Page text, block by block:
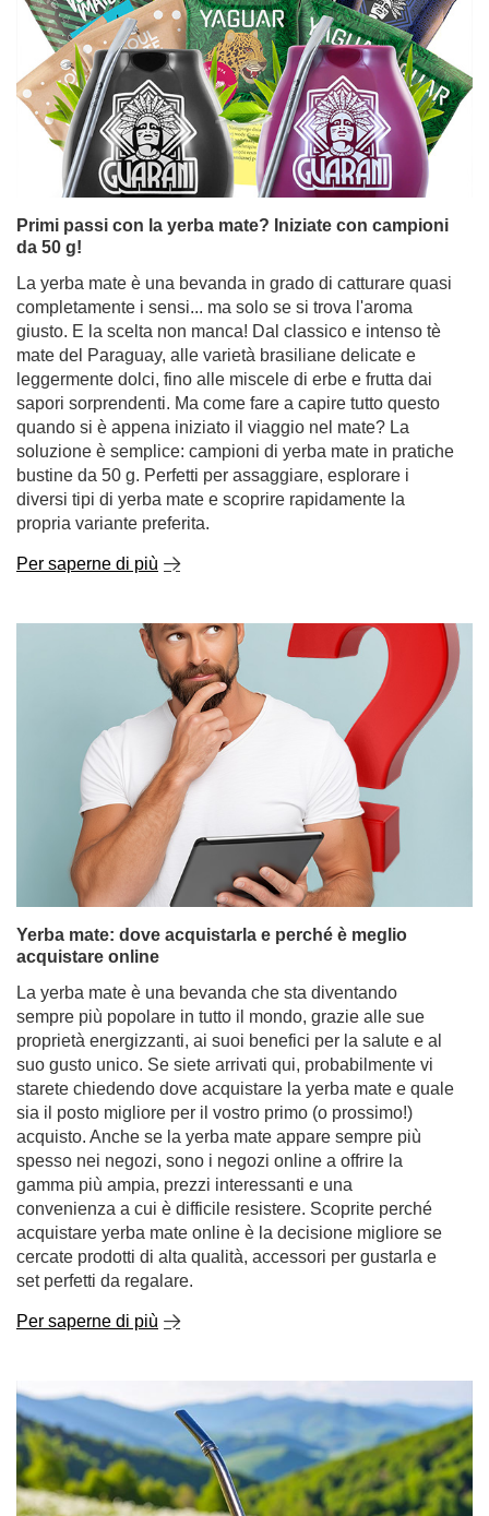
Primi passi con la yerba mate? Iniziate con campioni
da 50 g!
La yerba mate è una bevanda in grado di catturare quasi
completamente i sensi... ma solo se si trova l'aroma
mate del Paraguay, alle varietà brasiliane delicate e
leggermente dolci, fino alle miscele di erbe e frutta dai
sapori sorprendenti. Ma come fare a capire tutto questo
quando si è appena iniziato il viaggio nel mate? La
soluzione è semplice: campioni di yerba mate in pratiche
bustine da 50 g. Perfetti per assaggiare, esplorare i
diversi tipi di yerba mate e scoprire rapidamente la
propria variante preferita.
Per saperne di più
Yerba mate: dove acquistarla e perché è meglio
acquistare online
La yerba mate è una bevanda che sta diventando
sempre più popolare in tutto il mondo, grazie alle sue
suo gusto unico. Se siete arrivati qui, probabilmente vi
starete chiedendo dove acquistare la yerba mate e quale
sia il posto migliore per il vostro primo (o prossimo!)
acquisto. Anche se la yerba mate appare sempre più
spesso nei negozi, sono i negozi online a offrire la
gamma più ampia, prezzi interessanti e una
convenienza a cui è difficile resistere. Scoprite perché
acquistare yerba mate online è la decisione migliore se
cercate prodotti di alta qualità, accessori per gustarla e
set perfetti da regalare.
Per saperne di più